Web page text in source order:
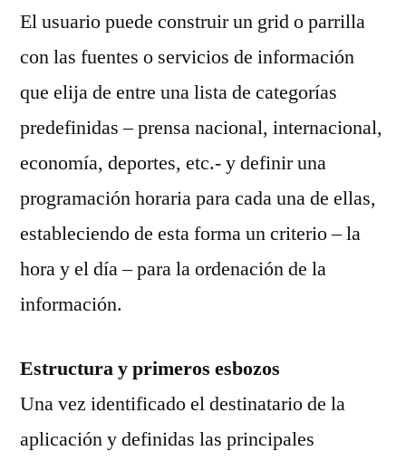
El usuario puede construir un grid o parrilla
con las fuentes o servicios de información
que elija de entre una lista de categorías
predefinidas – prensa nacional, internacional,
economía, deportes, etc.- y definir una
programación horaria para cada una de ellas,
estableciendo de esta forma un criterio – la
hora y el día – para la ordenación de la
información.
Estructura y primeros esbozos
Una vez identificado el destinatario de la
aplicación y definidas las principales